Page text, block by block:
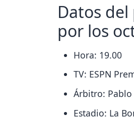
Datos
por los
Hora: 19.00
TV: ESPN
Árbitro: Pablo
Estadio: La